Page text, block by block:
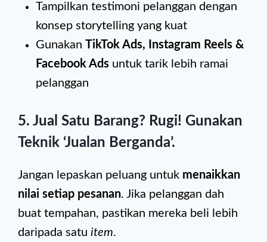
Tampilkan testimoni pelanggan dengan
konsep storytelling yang kuat
Gunakan
TikTok Ads, Instagram Reels &
Facebook Ads untuk tarik lebih ramai
pelanggan
5. Jual Satu Barang? Rugi! Gunakan
Teknik ‘Jualan Berganda’.
Jangan lepaskan peluang untuk menaikkan
nilai setiap pesanan. Jika pelanggan dah
buat tempahan, pastikan mereka beli lebih
daripada satu item.